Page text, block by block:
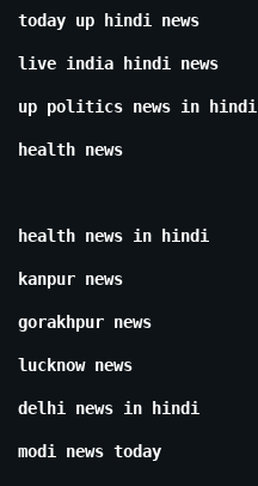
today up hindi news
live india hindi news
up politics news in hindi
health news
health news in hindi
kanpur news
gorakhpur news
lucknow news
delhi news in hindi
modi news today